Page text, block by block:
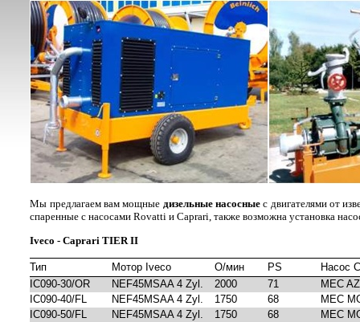
Мы предлагаем вам мощные дизельные насосныес двигателями от
спаренные с насосами Rovatti и Caprari, также возможна установка
Iveco - Caprari TIER II
Тип Мотор Iveco О/мин PS
Насос
IC090-30/OR
NEF45MSAA 4 Zyl. 2000 71
MEC
IC090-40/FL
NEF45MSAA 4 Zyl. 1750 68
MEC
IC090-50/FL
NEF45MSAA 4 Zyl. 1750 68
MEC